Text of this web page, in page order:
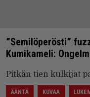
”Semilöperösti”
Kumikameli:
Pitkän tien kulkijat
ÄÄNTÄ KUVAA